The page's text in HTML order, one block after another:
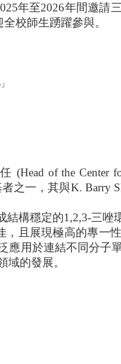
年至2026年間邀請
校師生踴躍參與。
」
(Head of the Center
之一，其與K. Barry
結構穩定的1,2,3-三唑
，且展現極高的專一
應用於連結不同分子
的發展。